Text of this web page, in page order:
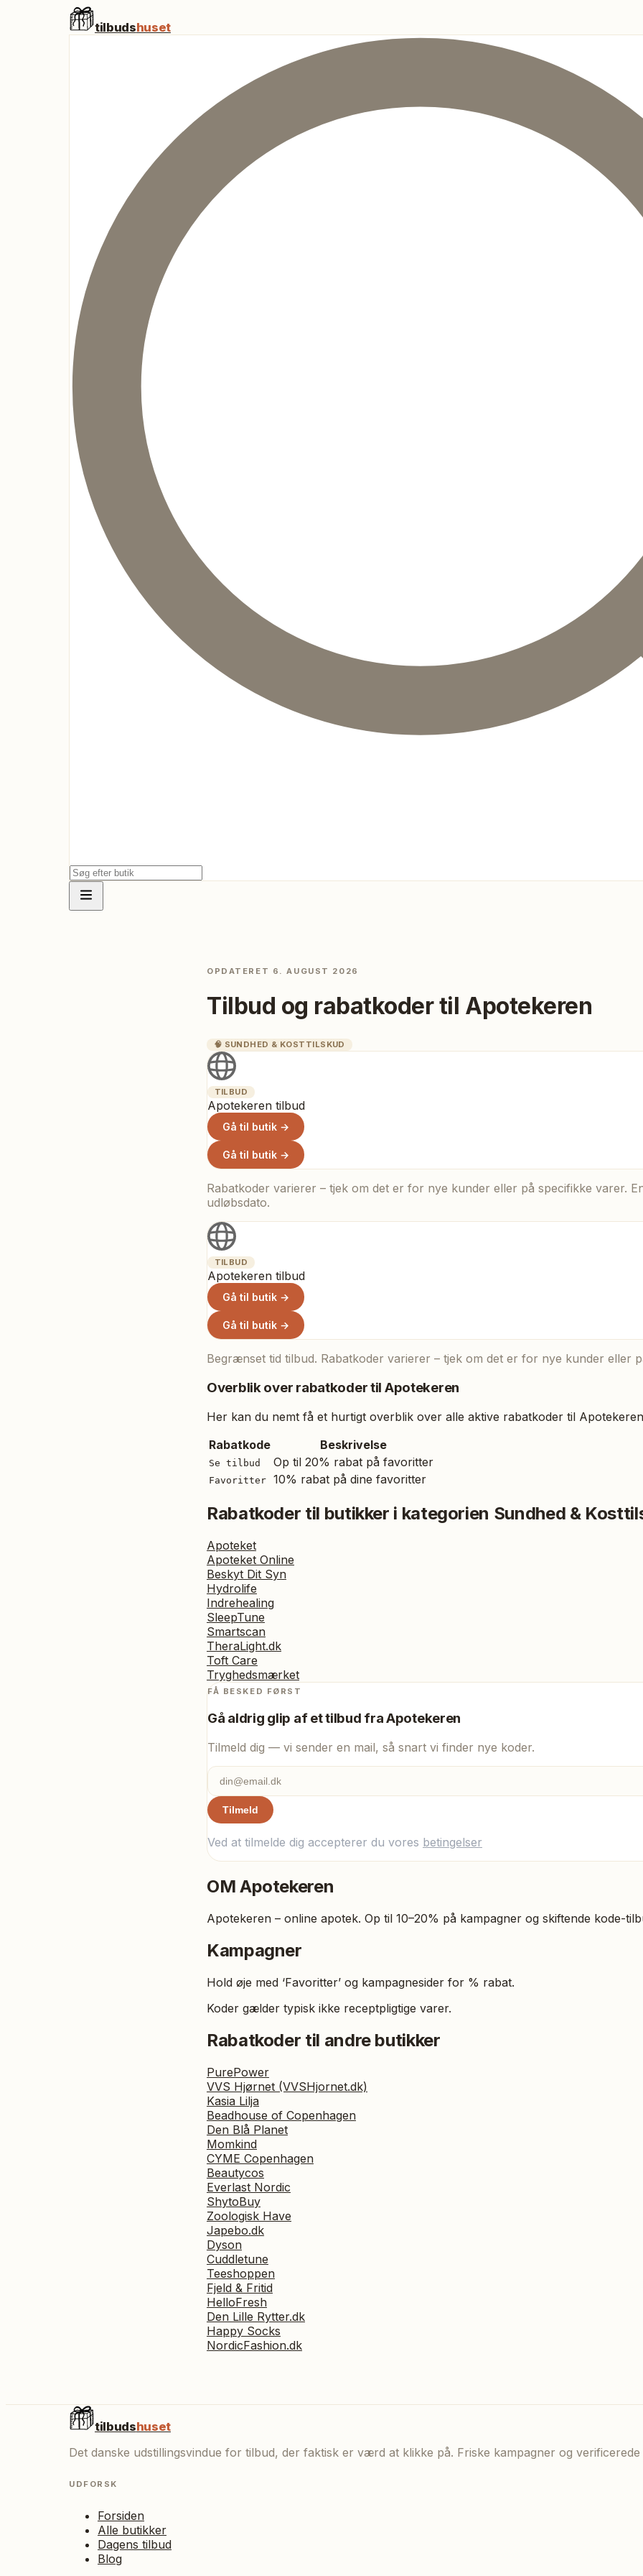
tilbudshuset
OPDATERET 6. AUGUST 2026
Tilbud og rabatkoder til Apotekeren
🧠 SUNDHED & KOSTTILSKUD
TILBUD
Apotekeren tilbud
Gå til butik →
Gå til butik →
Rabatkoder varierer – tjek om det er for nye kunder eller på specifikke varer.
udløbsdato.
TILBUD
Apotekeren tilbud
Gå til butik →
Gå til butik →
Begrænset tid tilbud. Rabatkoder varierer – tjek om det er for nye kunder eller
Overblik over rabatkoder til Apotekeren
Her kan du nemt få et hurtigt overblik over alle aktive rabatkoder til Apotekeren
Rabatkode
Beskrivelse
Se tilbud Op til 20% rabat på favoritter
Favoritter 10% rabat på dine favoritter
Rabatkoder til butikker i kategorien Sundhed &
Apoteket
Apoteket Online
Beskyt Dit Syn
Hydrolife
Indrehealing
SleepTune
Smartscan
TheraLight.dk
Toft Care
Tryghedsmærket
FÅ BESKED FØRST
Gå aldrig glip af et tilbud fraApotekeren
Tilmeld dig — vi sender en mail, så snart vi finder nye koder.
Tilmeld
Ved at tilmelde dig accepterer du vores betingelser
OM Apotekeren
Apotekeren – online apotek. Op til 10–20% på kampagner og skiftende kode-
Kampagner
Hold øje med ‘Favoritter’ og kampagnesider for % rabat.
Koder gælder typisk ikke receptpligtige varer.
Rabatkoder til andre butikker
PurePower
VVS Hjørnet (VVSHjornet.dk)
Kasia Lilja
Beadhouse of Copenhagen
Den Blå Planet
Momkind
CYME Copenhagen
Beautycos
Everlast Nordic
ShytoBuy
Zoologisk Have
Japebo.dk
Dyson
Cuddletune
Teeshoppen
Fjeld & Fritid
HelloFresh
Den Lille Rytter.dk
Happy Socks
NordicFashion.dk
tilbudshuset
Det danske udstillingsvindue for tilbud, der faktisk er værd at klikke på. Friske kampagner og
UDFORSK
Forsiden
Alle butikker
Dagens tilbud
Blog